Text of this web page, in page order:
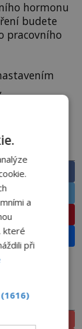
hormonu
budete
pracovního
ČLÁNEK
Email
a
které
při
(1616)